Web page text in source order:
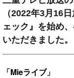
（2022年3月16
ェック』を始め
いただきました。
「Mieライブ」